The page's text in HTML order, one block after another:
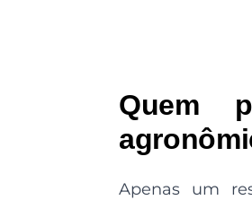
Quem
Apenas um